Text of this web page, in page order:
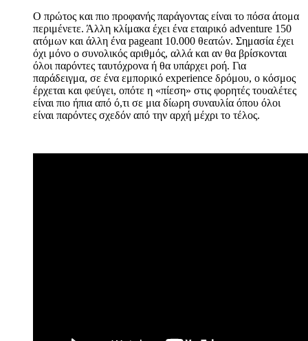
Ο πρώτος και πιο προφανής παράγοντας είναι το πόσα άτομα
περιμένετε. Άλλη κλίμακα έχει ένα εταιρικό adventure 150
ατόμων και άλλη ένα pageant 10.000 θεατών. Σημασία έχει
όχι μόνο ο συνολικός αριθμός, αλλά και αν θα βρίσκονται
όλοι παρόντες ταυτόχρονα ή θα υπάρχει ροή. Για
παράδειγμα, σε ένα εμπορικό experience δρόμου, ο κόσμος
έρχεται και φεύγει, οπότε η «πίεση» στις φορητές τουαλέτες
είναι πιο ήπια από ό,τι σε μια δίωρη συναυλία όπου όλοι
είναι παρόντες σχεδόν από την αρχή μέχρι το τέλος.